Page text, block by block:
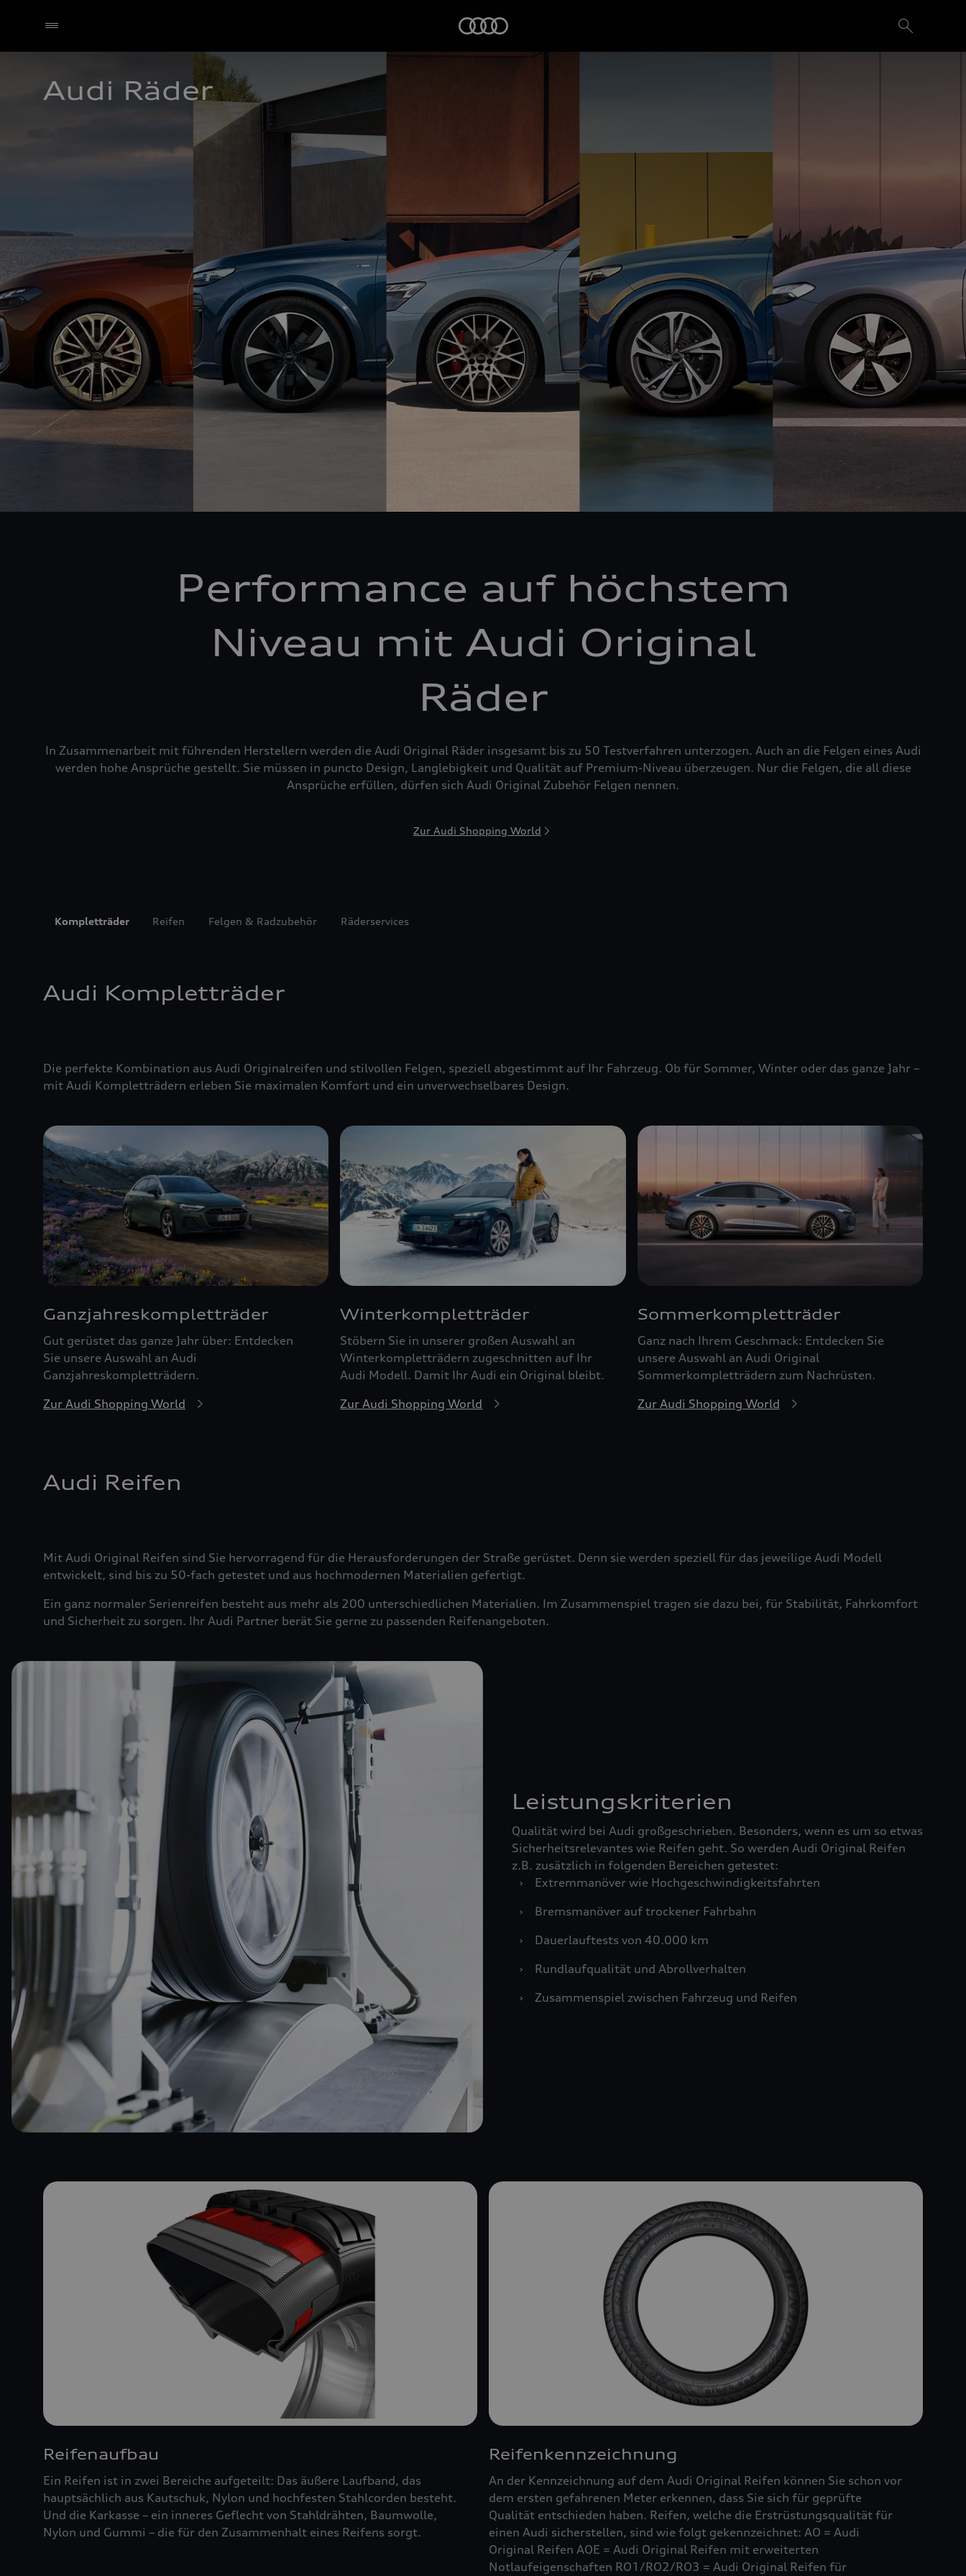
Audi Räder
Performance auf höchstem
Niveau mit Audi Original
Räder
In Zusammenarbeit mit führenden Herstellern werden die Audi Original Räder insgesamt bis zu 50 Testverfahren unterzogen. Auch an die Felgen eines Audi
werden hohe Ansprüche gestellt. Sie müssen in puncto Design, Langlebigkeit und Qualität auf Premium-Niveau überzeugen. Nur die Felgen, die all diese
Ansprüche erfüllen, dürfen sich Audi Original Zubehör Felgen nennen.
Zur Audi Shopping World
Kompletträder Reifen Felgen & Radzubehör Räderservices
Audi Kompletträder
Die perfekte Kombination aus Audi Originalreifen und stilvollen Felgen, speziell abgestimmt auf Ihr Fahrzeug. Ob für Sommer, Winter oder das ganze Jahr –
mit Audi Kompletträdern erleben Sie maximalen Komfort und ein unverwechselbares Design.
Ganzjahreskomplett­räder
Gut gerüstet das ganze Jahr über: Entdecken
Sie unsere Auswahl an Audi
Ganzjahreskompletträdern.
Zur Audi Shopping World
Winterkompletträder
Stöbern Sie in unserer großen Auswahl an
Winterkompletträdern zugeschnitten auf Ihr
Audi Modell. Damit Ihr Audi ein Original bleibt.
Zur Audi Shopping World
Sommerkompletträder
Ganz nach Ihrem Geschmack: Entdecken Sie
unsere Auswahl an Audi Original
Sommerkompletträdern zum Nachrüsten.
Zur Audi Shopping World
Audi Reifen
Mit Audi Original Reifen sind Sie hervorragend für die Herausforderungen der Straße gerüstet. Denn sie werden speziell für das jeweilige Audi Modell
entwickelt, sind bis zu 50-fach getestet und aus hochmodernen Materialien gefertigt.
Ein ganz normaler Serienreifen besteht aus mehr als 200 unterschiedlichen Materialien. Im Zusammenspiel tragen sie dazu bei, für Stabilität, Fahrkomfort
und Sicherheit zu sorgen. Ihr Audi Partner berät Sie gerne zu passenden Reifenangeboten.
Leistungskriterien
Qualität wird bei Audi großgeschrieben. Besonders, wenn es um so etwas
Sicherheitsrelevantes wie Reifen geht. So werden Audi Original Reifen
z.B. zusätzlich in folgenden Bereichen getestet:
›
Extremmanöver wie Hochgeschwindigkeitsfahrten
›
Bremsmanöver auf trockener Fahrbahn
›
Dauerlauftests von 40.000 km
›
Rundlaufqualität und Abrollverhalten
›
Zusammenspiel zwischen Fahrzeug und Reifen
Reifenaufbau
Ein Reifen ist in zwei Bereiche aufgeteilt: Das äußere Laufband, das
hauptsächlich aus Kautschuk, Nylon und hochfesten Stahlcorden besteht.
Und die Karkasse – ein inneres Geflecht von Stahldrähten, Baumwolle,
Nylon und Gummi – die für den Zusammenhalt eines Reifens sorgt.
Reifenkennzeichnung
An der Kennzeichnung auf dem Audi Original Reifen können Sie schon vor
dem ersten gefahrenen Meter erkennen, dass Sie sich für geprüfte
Qualität entschieden haben. Reifen, welche die Erstrüstungsqualität für
einen Audi sicherstellen, sind wie folgt gekennzeichnet: AO = Audi
Original Reifen AOE = Audi Original Reifen mit erweiterten
Notlaufeigenschaften RO1/RO2/RO3 = Audi Original Reifen für